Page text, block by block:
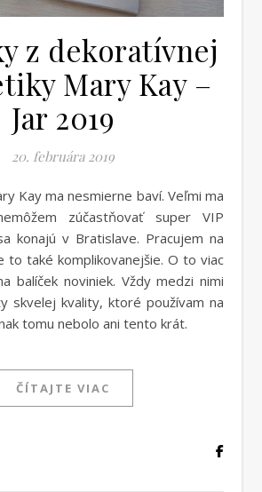
z dekoratívnej
Mary Kay –
Jar 2019
20. februára 2019
zúčastňovať super VIP
konajú v Bratislave. Pracujem na
to také komplikovanejšie. O to viac
balíček noviniek. Vždy medzi nimi
skvelej kvality, ktoré používam na
tomu nebolo ani tento krát.
ČÍTAJTE VIAC